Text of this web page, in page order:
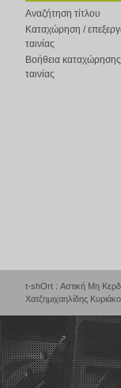
Αναζήτηση τίτλου
Καταχώρηση /
ταινίας
Βοήθεια καταχώρησης
ταινίας
t-shOrt : Αστική Μη
Χατζημιχαηλίδης